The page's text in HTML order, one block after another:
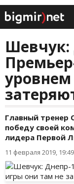
Шевчук:
Главный тренер
победу своей
лидера Первой
11 февраля 2019, 19:49